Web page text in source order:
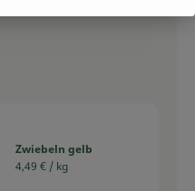
Zwiebeln gelb
4,49 € / kg